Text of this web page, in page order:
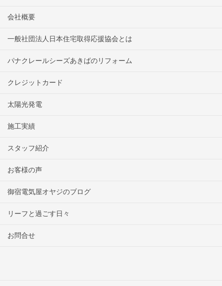
会社概要
一般社団法人日本住宅取得応援協会とは
パナクレールシーズあきばのリフォーム
クレジットカード
太陽光発電
施工実績
スタッフ紹介
お客様の声
御宿電気屋オヤジのブログ
リーフと過ごす日々
お問合せ